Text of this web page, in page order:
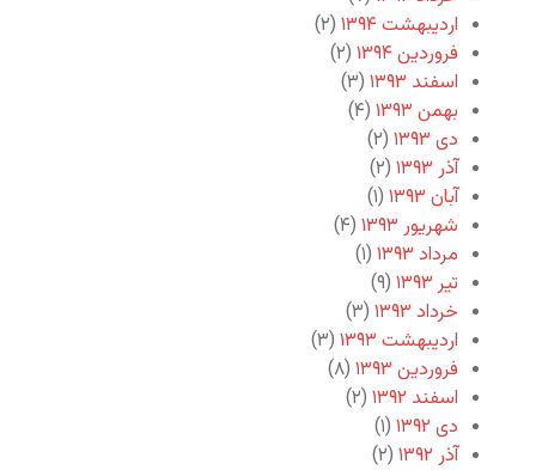
اردیبهشت ۱۳۹۴
(۲)
فروردین ۱۳۹۴
(۲)
اسفند ۱۳۹۳
(۳)
بهمن ۱۳۹۳
(۴)
دی ۱۳۹۳
(۲)
آذر ۱۳۹۳
(۲)
آبان ۱۳۹۳
(۱)
شهریور ۱۳۹۳
(۴)
مرداد ۱۳۹۳
(۱)
تیر ۱۳۹۳
(۹)
خرداد ۱۳۹۳
(۳)
اردیبهشت ۱۳۹۳
(۳)
فروردین ۱۳۹۳
(۸)
اسفند ۱۳۹۲
(۲)
دی ۱۳۹۲
(۱)
آذر ۱۳۹۲
(۲)